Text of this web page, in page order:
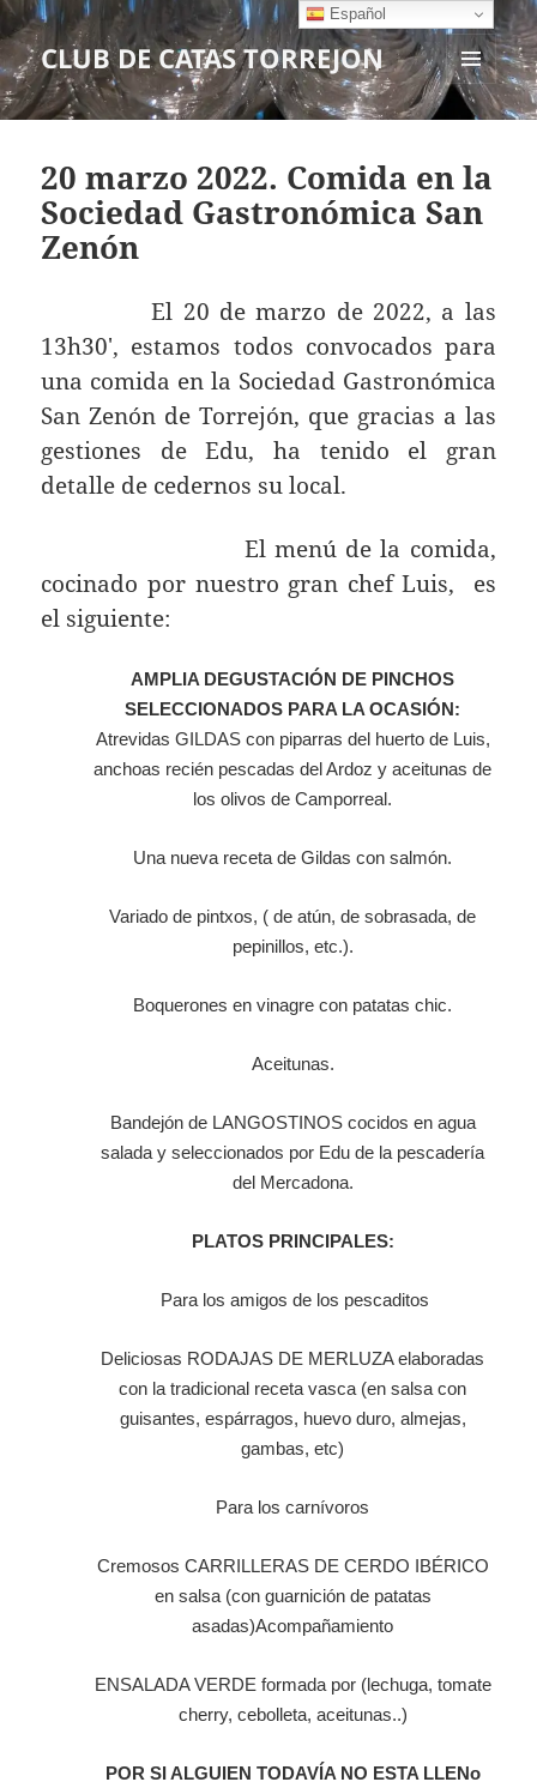
CLUB DE CATAS TORREJON
MENÚ
Y
20 marzo 2022. Comida en la
Sociedad Gastronómica San
Zenón
El 20 de marzo de 2022, a las
13h30′, estamos todos convocados para
una comida en la Sociedad Gastronómica
San Zenón de Torrejón, que gracias a las
gestiones de Edu, ha tenido el gran
detalle de cedernos su local.
El menú de la comida,
cocinado por nuestro gran chef Luis, es
el siguiente:
AMPLIA DEGUSTACIÓN DE PINCHOS
SELECCIONADOS PARA LA OCASIÓN:
Atrevidas GILDAS con piparras del huerto de Luis,
anchoas recién pescadas del Ardoz y aceitunas de
los olivos de Camporreal.
Una nueva receta de Gildas con salmón.
Variado de pintxos, ( de atún, de sobrasada, de
pepinillos, etc.).
Boquerones en vinagre con patatas chic.
Aceitunas.
Bandejón de LANGOSTINOS cocidos en agua
salada y seleccionados por Edu de la pescadería
del Mercadona.
PLATOS PRINCIPALES:
Para los amigos de los pescaditos
Deliciosas RODAJAS DE MERLUZA elaboradas
con la tradicional receta vasca (en salsa con
guisantes, espárragos, huevo duro, almejas,
gambas, etc)
Para los carnívoros
Cremosos CARRILLERAS DE CERDO IBÉRICO
en salsa (con guarnición de patatas
asadas)Acompañamiento
ENSALADA VERDE formada por (lechuga, tomate
cherry, cebolleta, aceitunas..)
POR SI ALGUIEN TODAVÍA NO ESTA LLENo
Español